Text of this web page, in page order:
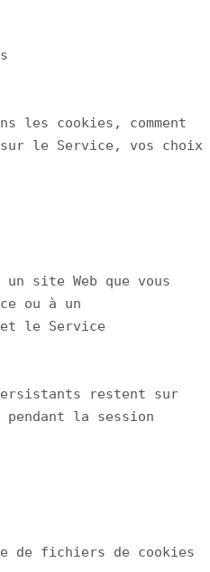
les cookies, comment
le Service, vos choix
site Web que vous
ou à un
le Service
restent sur
la session
de fichiers de cookies